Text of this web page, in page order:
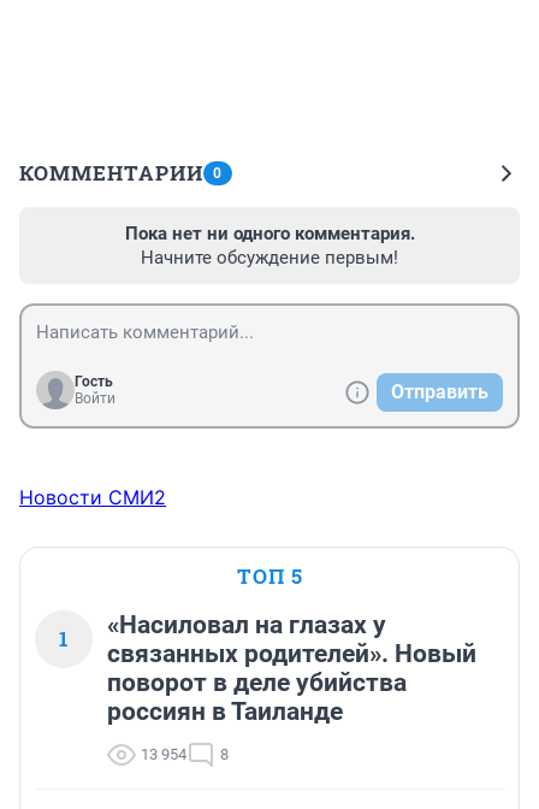
КОММЕНТАРИИ 0
Пока нет ни одного комментария.
Начните обсуждение первым!
Гость
Войти
Отправить
Новости СМИ2
ТОП 5
1
«Насиловал на глазах у
связанных родителей». Новый
поворот в деле убийства
россиян в Таиланде
13 954 8